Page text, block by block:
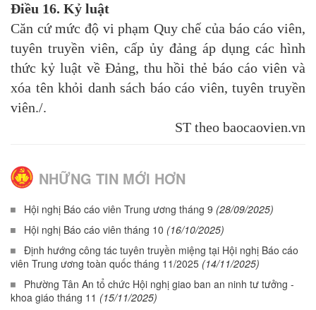
Điều 16. Kỷ luật
Căn cứ mức độ vi phạm Quy chế của báo cáo viên,
tuyên truyền viên, cấp ủy đảng áp dụng các hình
thức kỷ luật về Đảng, thu hồi thẻ báo cáo viên và
xóa tên khỏi danh sách báo cáo viên, tuyên truyền
viên./.
ST theo baocaovien.vn
NHỮNG TIN MỚI HƠN
Hội nghị Báo cáo viên Trung ương tháng 9 (28/09/2025)
Hội nghị Báo cáo viên tháng 10 (16/10/2025)
Định hướng công tác tuyên truyền miệng tại Hội nghị Báo cáo
viên Trung ương toàn quốc tháng 11/2025 (14/11/2025)
Phường Tân An tổ chức Hội nghị giao ban an ninh tư tưởng -
khoa giáo tháng 11 (15/11/2025)